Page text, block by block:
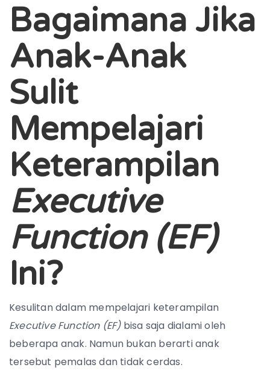
Bagaimana Jika
Anak-Anak
Sulit
Mempelajari
Keterampilan
Executive
Function (EF)
Ini?
Kesulitan dalam mempelajari keterampilan
Executive Function (EF) bisa saja dialami oleh
beberapa anak. Namun bukan berarti anak
tersebut pemalas dan tidak cerdas.